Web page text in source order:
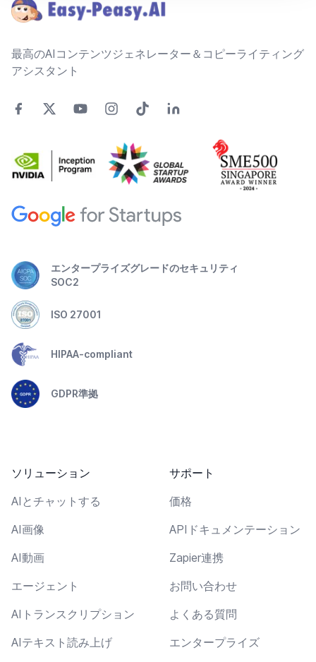
最高のAIコンテンツジェネレーター＆コピーライティング
アシスタント
エンタープライズグレードのセキュリティ
SOC2
ISO 27001
HIPAA-compliant
GDPR準拠
ソリューション
AIとチャットする
AI画像
AI動画
エージェント
AIトランスクリプション
AIテキスト読み上げ
サポート
価格
APIドキュメンテーション
Zapier連携
お問い合わせ
よくある質問
エンタープライズ